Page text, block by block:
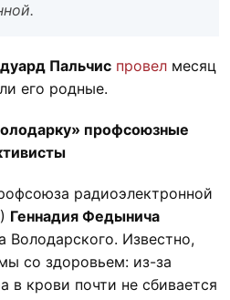
Пальчис провел месяц
его родные.
профсоюзные
радиоэлектронной
Геннадия Федынича
Известно,
со здоровьем: из-за
в крови почти не сбивается